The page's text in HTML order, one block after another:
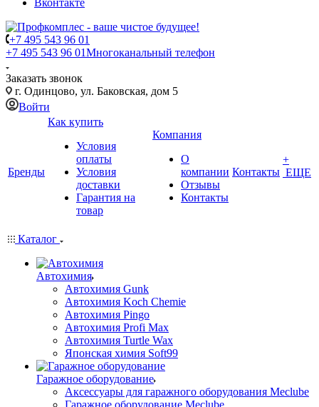
Вконтакте
+7 495 543 96 01
+7 495 543 96 01Многоканальный телефон
Заказать звонок
г. Одинцово, ул. Баковская, дом 5
Войти
Бренды
Как купить
Условия
оплаты
Условия
доставки
Гарантия на
товар
Компания
О
компании
Отзывы
Контакты
Контакты
+
ЕЩЕ
Каталог
Автохимия
Автохимия Gunk
Автохимия Koch Chemie
Автохимия Pingo
Автохимия Profi Max
Автохимия Turtle Wax
Японская химия Soft99
Гаражное оборудование
Аксессуары для гаражного оборудования Meclube
Гаражное оборудование Meclube